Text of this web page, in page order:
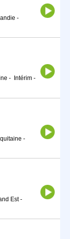
-
- Intérim -
-
Est-